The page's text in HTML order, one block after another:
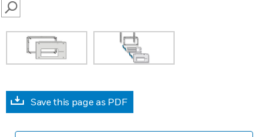
SEARCH
Save this page as PDF